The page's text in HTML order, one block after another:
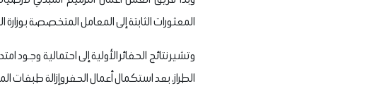
المعثورات الثابتة إلى المعامل المتخصصة
وتشير نتائج الحفائر الأولية إلى احتمالية
الطراز، بعد استكمال أعمال الحفر وإزالة طبقات